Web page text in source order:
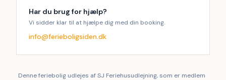
Har du brug for hjælp?
Vi sidder klar til at hjælpe dig med din booking.
info@ferieboligsiden.dk
Denne feriebolig udlejes af SJ Feriehusudlejning, som er medlem